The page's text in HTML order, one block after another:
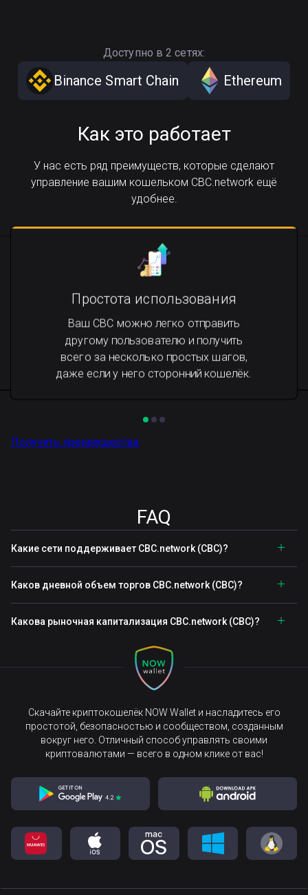
Доступно в 2 сетях:
Binance Smart Chain Ethereum
Как это работает
У нас есть ряд преимуществ, которые сделают
управление вашим кошельком CBC.network ещё
удобнее.
Простота использования
Ваш CBC можно легко отправить
другому пользователю и получить
всего за несколько простых шагов,
даже если у него сторонний кошелёк.
Получить преимущества
FAQ
Какие сети поддерживает CBC.network (CBC)?
Каков дневной объем торгов CBC.network (CBC)?
Какова рыночная капитализация CBC.network (CBC)?
Скачайте криптокошелёк NOW Wallet и насладитесь его
простотой, безопасностью и сообществом, созданным
вокруг него. Отличный способ управлять своими
криптовалютами — всего в одном клике от вас!